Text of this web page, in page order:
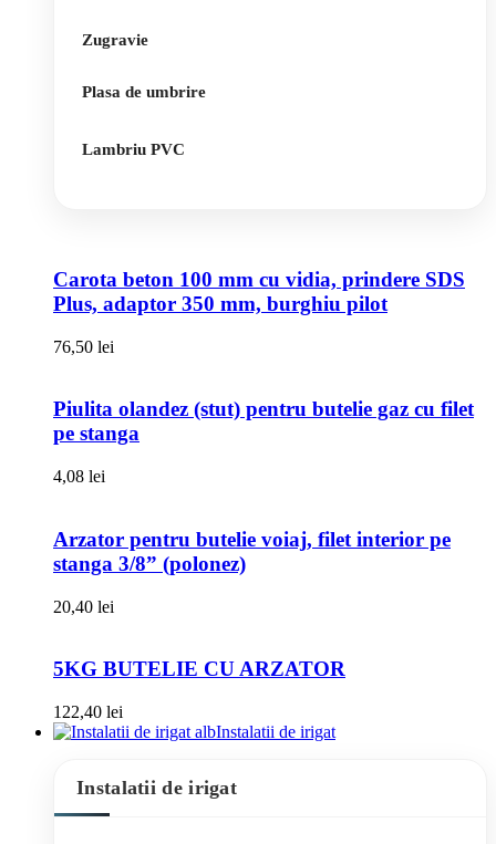
Zugravie
Plasa de umbrire
Lambriu PVC
Carota beton 100 mm cu vidia, prindere SDS
Plus, adaptor 350 mm, burghiu pilot
76,50 lei
Piulita olandez (stut) pentru butelie gaz cu filet
pe stanga
4,08 lei
Arzator pentru butelie voiaj, filet interior pe
stanga 3/8” (polonez)
20,40 lei
5KG BUTELIE CU ARZATOR
122,40 lei
Instalatii de irigat
Instalatii de irigat